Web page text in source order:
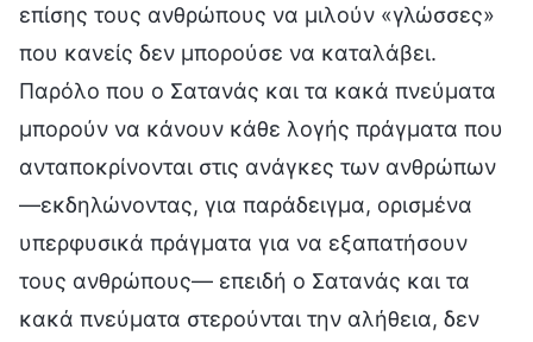
επίσης τους ανθρώπους να μιλούν «γλώσσες»
που κανείς δεν μπορούσε να καταλάβει.
Παρόλο που ο Σατανάς και τα κακά πνεύματα
μπορούν να κάνουν κάθε λογής πράγματα που
ανταποκρίνονται στις ανάγκες των ανθρώπων
—εκδηλώνοντας, για παράδειγμα, ορισμένα
υπερφυσικά πράγματα για να εξαπατήσουν
τους ανθρώπους— επειδή ο Σατανάς και τα
κακά πνεύματα στερούνται την αλήθεια, δεν